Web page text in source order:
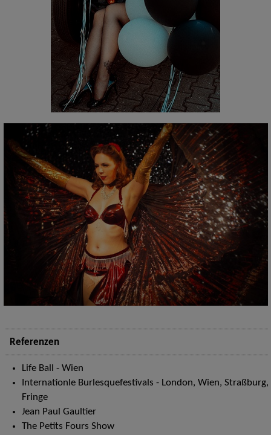
Referenzen
Life Ball - Wien
Internationle Burlesquefestivals - London, Wien,
Fringe
Jean Paul Gaultier
The Petits Fours Show